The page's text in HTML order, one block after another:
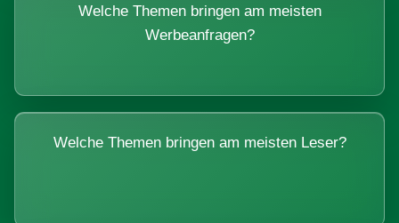
Welche Themen bringen am meisten
Werbeanfragen?
Welche Themen bringen am meisten Leser?